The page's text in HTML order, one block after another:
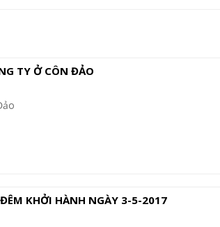
TY Ở CÔN ĐẢO
KHỞI HÀNH NGÀY 3-5-2017